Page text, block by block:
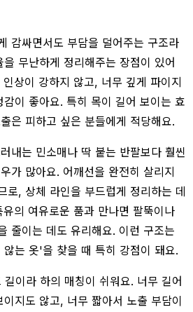
감싸면서도 부담을 덜어주는 구조라
무난하게 정리해주는 장점이 있어
상이 강하지 않고, 너무 깊게 파이지
이 좋아요. 특히 목이 길어 보이는 효
은 피하고 싶은 분들에게 적당해요.
내는 민소매나 딱 붙는 반팔보다 훨씬
가 많아요. 어깨선을 완전히 살리지
로, 상체 라인을 부드럽게 정리하는 데
의 여유로운 품과 만나면 팔뚝이나
줄이는 데도 유리해요. 이런 구조는
는 옷'을 찾을 때 특히 강점이 돼요.
이라 하의 매칭이 쉬워요. 너무 길어
지도 않고, 너무 짧아서 노출 부담이